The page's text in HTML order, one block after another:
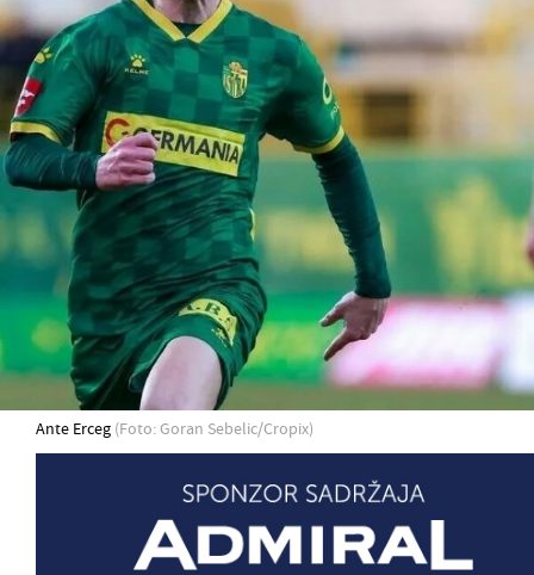
Ante Erceg (Foto: Goran Sebelic/Cropix)